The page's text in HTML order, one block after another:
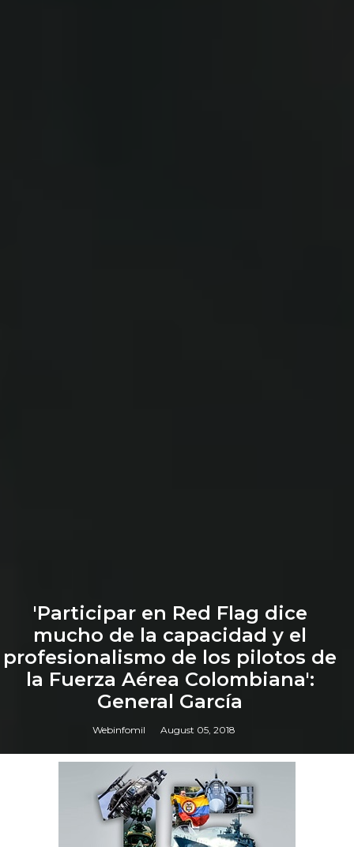
'Participar en Red Flag dice
mucho de la capacidad y el
profesionalismo de los pilotos de
la Fuerza Aérea Colombiana':
General García
Webinfomil August 05, 2018